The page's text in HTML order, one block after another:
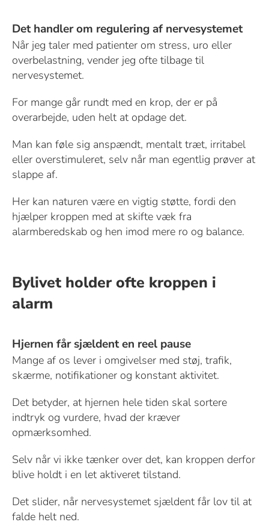
Det handler om regulering af nervesystemet
Når jeg taler med patienter om stress, uro eller
overbelastning, vender jeg ofte tilbage til
nervesystemet.
For mange går rundt med en krop, der er på
overarbejde, uden helt at opdage det.
Man kan føle sig anspændt, mentalt træt, irritabel
eller overstimuleret, selv når man egentlig prøver at
slappe af.
Her kan naturen være en vigtig støtte, fordi den
hjælper kroppen med at skifte væk fra
alarmberedskab og hen imod mere ro og balance.
Bylivet holder ofte kroppen i
alarm
Hjernen får sjældent en reel pause
Mange af os lever i omgivelser med støj, trafik,
skærme, notifikationer og konstant aktivitet.
Det betyder, at hjernen hele tiden skal sortere
indtryk og vurdere, hvad der kræver
opmærksomhed.
Selv når vi ikke tænker over det, kan kroppen derfor
blive holdt i en let aktiveret tilstand.
Det slider, når nervesystemet sjældent får lov til at
falde helt ned.